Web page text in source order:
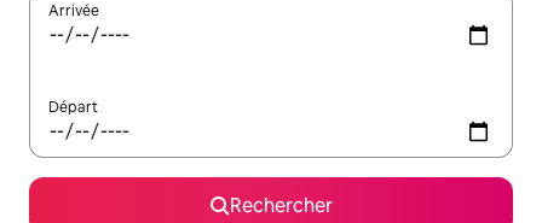
Arrivée
Départ
Rechercher